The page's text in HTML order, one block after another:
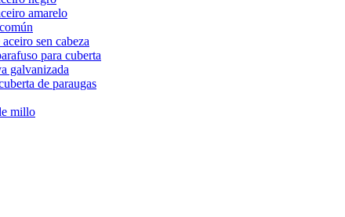
amarelo
sen cabeza
para cuberta
galvanizada
de paraugas
millo